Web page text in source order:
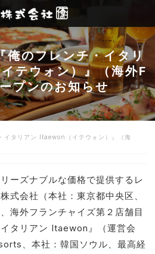
俺のフレンチ・イタリ
テウォン）』（海外F
プンのお知らせ
イタリアン Itaewon（イテウォン）』（海
ーズナブルな価格で提供するレ
式会社（本社：東京都中央区、
海外フランチャイズ第２店舗目
タリアン Itaewon』（運営会
、本社：韓国ソウル、最高経